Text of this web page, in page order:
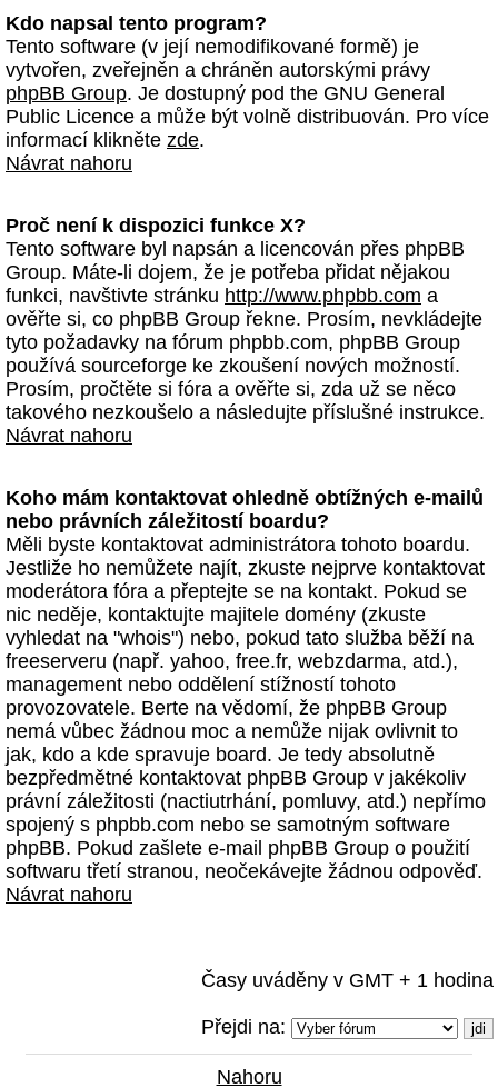
Kdo napsal tento program?
Tento software (v její nemodifikované formě) je
vytvořen, zveřejněn a chráněn autorskými právy
phpBB Group. Je dostupný pod the GNU General
Public Licence a může být volně distribuován. Pro více
informací klikněte zde.
Návrat nahoru
Proč není k dispozici funkce X?
Tento software byl napsán a licencován přes phpBB
Group. Máte-li dojem, že je potřeba přidat nějakou
funkci, navštivte stránku http://www.phpbb.com a
ověřte si, co phpBB Group řekne. Prosím, nevkládejte
tyto požadavky na fórum phpbb.com, phpBB Group
používá sourceforge ke zkoušení nových možností.
Prosím, pročtěte si fóra a ověřte si, zda už se něco
takového nezkoušelo a následujte příslušné instrukce.
Návrat nahoru
Koho mám kontaktovat ohledně obtížných e-mailů
nebo právních záležitostí boardu?
Měli byste kontaktovat administrátora tohoto boardu.
Jestliže ho nemůžete najít, zkuste nejprve kontaktovat
moderátora fóra a přeptejte se na kontakt. Pokud se
nic neděje, kontaktujte majitele domény (zkuste
vyhledat na "whois") nebo, pokud tato služba běží na
freeserveru (např. yahoo, free.fr, webzdarma, atd.),
management nebo oddělení stížností tohoto
provozovatele. Berte na vědomí, že phpBB Group
nemá vůbec žádnou moc a nemůže nijak ovlivnit to
jak, kdo a kde spravuje board. Je tedy absolutně
bezpředmětné kontaktovat phpBB Group v jakékoliv
právní záležitosti (nactiutrhání, pomluvy, atd.) nepřímo
spojený s phpbb.com nebo se samotným software
phpBB. Pokud zašlete e-mail phpBB Group o použití
softwaru třetí stranou, neočekávejte žádnou odpověď.
Návrat nahoru
Časy uváděny v GMT + 1 hodina
Přejdi na:
Nahoru